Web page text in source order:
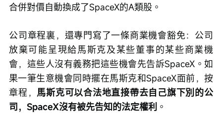
合併對價自動換成了SpaceX的A類股。
公司章程裏，還專門寫了一條商業機會豁免：公司
放棄可能呈現給馬斯克及某些董事的某些商業機
會，這些人沒有義務把這些機會先告訴SpaceX。如
果一筆生意機會同時擺在馬斯克和SpaceX面前，按
章程， 馬斯克可以合法地直接帶去自己旗下別的公
司，SpaceX沒有被先告知的法定權利 。